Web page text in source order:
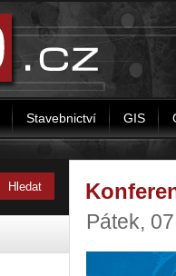
Stavebnictví GIS
Pátek,